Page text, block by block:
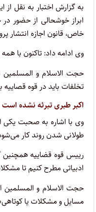
به گزارش اختبار به نقل
ابراز خوشحالی از حضور
خاص، قانون اجازه
وی ادامه داد: تاکنون با
حجت الاسلام و المسلمین
تخلفات باید در قوه
اکبر طبری تبرئه نشده است
وی با اشاره به صحبت یکی
طولانی شدن روند کار
رییس قوه قضاییه همچنین
ادبیاتی مطرح کنیم تا
حجت الاسلام و المسلمین
مسایل و مشکلات یا